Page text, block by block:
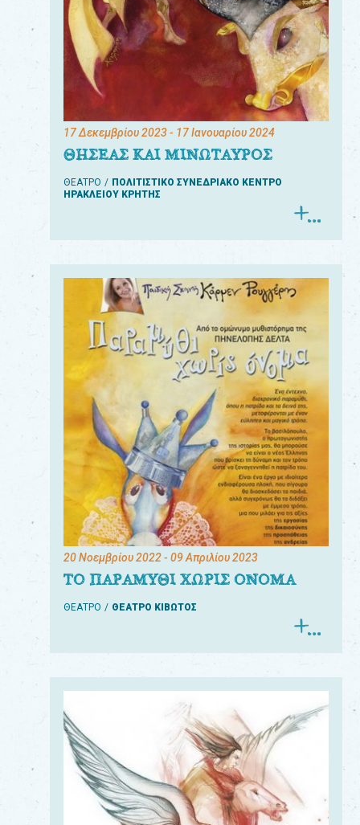
17 Δεκεμβρίου 2023- 17 Ιανουαρίου 2024
ΘΗΣΕΑΣ ΚΑΙ ΜΙΝΩΤΑΥΡΟΣ
ΘΕΑΤΡΟ
ΠΟΛΙΤΙΣΤΙΚΟ ΣΥΝΕΔΡΙΑΚΟ ΚΕΝΤΡΟ
ΗΡΑΚΛΕΙΟΥ ΚΡΗΤΗΣ
20 Νοεμβρίου 2022- 09 Απριλίου 2023
ΤΟ ΠΑΡΑΜΥΘΙ ΧΩΡΙΣ ΟΝΟΜΑ
ΘΕΑΤΡΟ ΘΕΑΤΡΟ ΚΙΒΩΤΟΣ